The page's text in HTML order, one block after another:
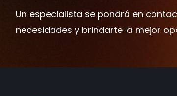
Un especialista se pondrá en
necesidades y brindarte la mejor